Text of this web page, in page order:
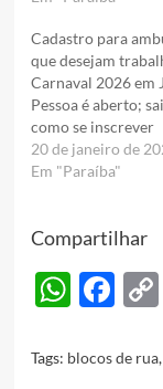
Cadastro para
que desejam
Carnaval 2026 em
Pessoa é aberto;
como se inscrever
20 de janeiro de
Em "Paraíba"
Compartilhar
Tags: blocos de rua,